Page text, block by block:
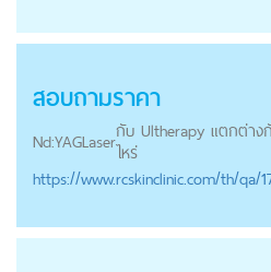
สอบถามราคา
Nd:YAGLaserกับ Ultherapy แตกต่างกั
ไหร่
https://www.rcskinclinic.com/th/qa/